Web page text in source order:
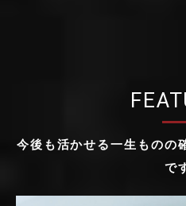
今後も活かせる一生ものの
で